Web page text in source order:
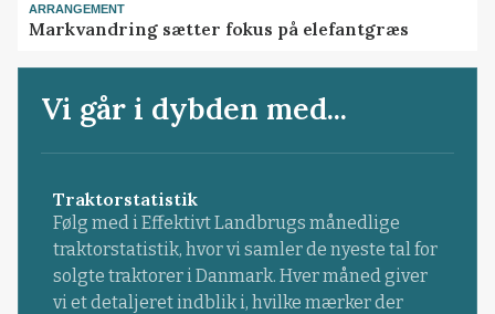
ARRANGEMENT
Markvandring sætter fokus på elefantgræs
Vi går i dybden med...
Traktorstatistik
Følg med i Effektivt Landbrugs månedlige
traktorstatistik, hvor vi samler de nyeste tal for
solgte traktorer i Danmark. Hver måned giver
vi et detaljeret indblik i, hvilke mærker der